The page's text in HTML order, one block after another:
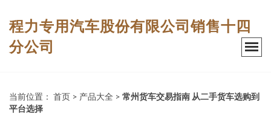
程力专用汽车股份有限公司销售十四
分公司
当前位置： 首页 > 产品大全 > 常州货车交易指南 从二手货车选购到
平台选择